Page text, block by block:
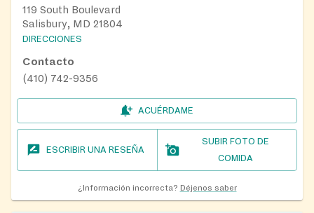
119 South Boulevard
Salisbury, MD 21804
DIRECCIONES
Contacto
(410) 742-9356
ACUÉRDAME
ESCRIBIR UNA RESEÑA
SUBIR FOTO DE
COMIDA
¿Información incorrecta? Déjenos saber